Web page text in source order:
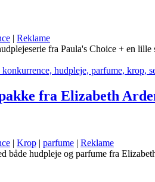
| Reklame
fra Paula's Choice + en
fra Elizabeth
| Krop | parfume | Reklame
både hudpleje og parfume fra